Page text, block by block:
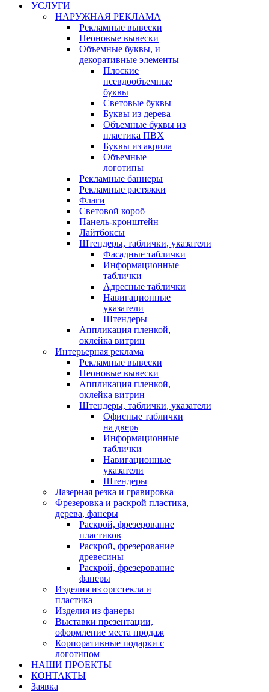
УСЛУГИ
НАРУЖНАЯ РЕКЛАМА
Рекламные вывески
Неоновые вывески
Объемные буквы, и
декоративные элементы
Плоские
псевдообъемные
буквы
Световые буквы
Буквы из дерева
Объемные буквы из
пластика ПВХ
Буквы из акрила
Объемные
логотипы
Рекламные баннеры
Рекламные растяжки
Флаги
Световой короб
Панель-кронштейн
Лайтбоксы
Штендеры, таблички, указатели
Фасадные таблички
Информационные
таблички
Адресные таблички
Навигационные
указатели
Штендеры
Аппликация пленкой,
оклейка витрин
Интерьерная реклама
Рекламные вывески
Неоновые вывески
Аппликация пленкой,
оклейка витрин
Штендеры, таблички, указатели
Офисные таблички
на дверь
Информационные
таблички
Навигационные
указатели
Штендеры
Лазерная резка и гравировка
Фрезеровка и раскрой пластика,
дерева, фанеры
Раскрой, фрезерование
пластиков
Раскрой, фрезерование
древесины
Раскрой, фрезерование
фанеры
Изделия из оргстекла и
пластика
Изделия из фанеры
Выставки презентации,
оформление места продаж
Корпоративные подарки с
логотипом
НАШИ ПРОЕКТЫ
КОНТАКТЫ
Заявка